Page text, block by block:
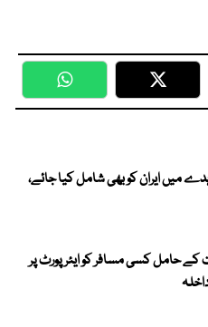
WhatsApp
میں ایران کو بھی شامل کیا جائے،
حامل کسی مسافر کو ایئرپورٹ پر